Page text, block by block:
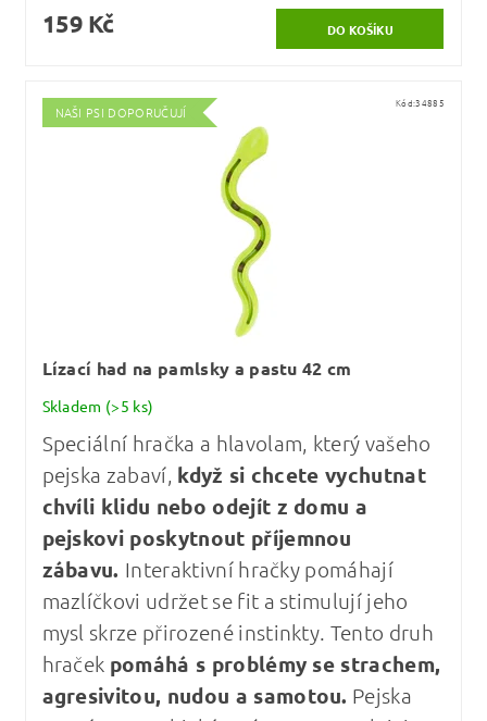
159 Kč
NAŠI PSI DOPORUČUJÍ
Kód:34885
Lízací had na pamlsky a pastu 42 cm
Skladem (>5 ks)
Speciální hračka a hlavolam, který vašeho
pejska zabaví, když si chcete vychutnat
chvíli klidu nebo odejít z domu a
pejskovi poskytnout příjemnou
zábavu. Interaktivní hračky pomáhají
mazlíčkovi udržet se fit a stimulují jeho
mysl skrze přirozené instinkty. Tento druh
hraček pomáhá s problémy se strachem,
agresivitou, nudou a samotou. Pejska